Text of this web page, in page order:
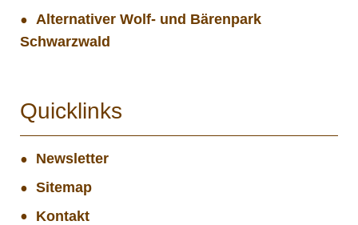
Alternativer Wolf- und Bärenpark
Schwarzwald
Quicklinks
Newsletter
Sitemap
Kontakt